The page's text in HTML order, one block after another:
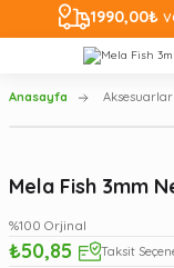
1990,00₺
Anasayfa Aksesuarlar
Mela Fish 3mm
%100 Orjinal
₺50,85
Taksit